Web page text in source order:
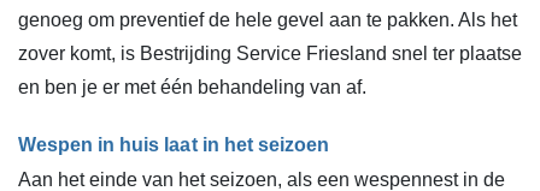
genoeg om preventief de hele gevel aan te pakken. Als het
zover komt, is Bestrijding Service Friesland snel ter plaatse
en ben je er met één behandeling van af.
Wespen in huis laat in het seizoen
Aan het einde van het seizoen, als een wespennest in de